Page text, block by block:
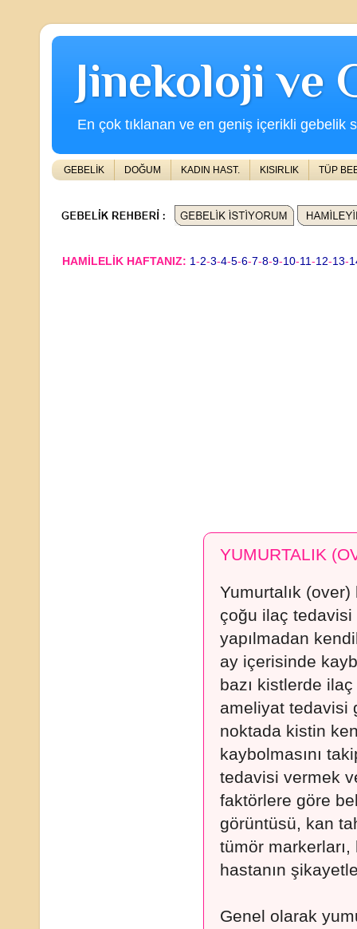
Jinekoloji ve
En çok tıklanan ve en geniş içerikli gebelik
GEBELİK DOĞUM KADIN HAST. KISIRLIK TÜP
HAMİLELİK HAFTANIZ: 1-2-3-4-5-6-7-8-9-10-11-12-13-
YUMURTALIK
Yumurtalık
çoğu ilaç
yapılmadan
ay içerisinde
bazı kistlerde
ameliyat tedavisi
noktada kistin
kaybolmasını
tedavisi vermek
faktörlere göre
görüntüsü, kan
tümör markerları,
hastanın
Genel olarak